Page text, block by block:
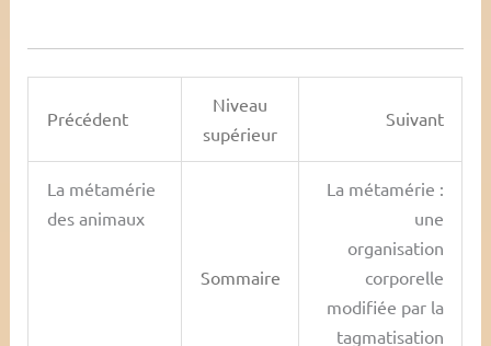
Précédent
Niveau
supérieur
Suivant
La métamérie
des animaux
Sommaire
La métamérie :
une
organisation
corporelle
modifiée par la
tagmatisation